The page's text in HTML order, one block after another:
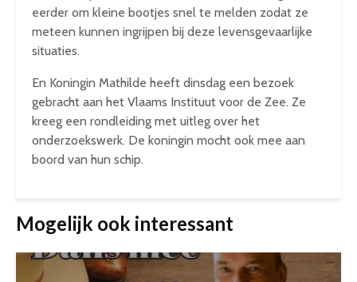
eerder om kleine bootjes snel te melden zodat ze
meteen kunnen ingrijpen bij deze levensgevaarlijke
situaties.
En Koningin Mathilde heeft dinsdag een bezoek
gebracht aan het Vlaams Instituut voor de Zee. Ze
kreeg een rondleiding met uitleg over het
onderzoekswerk. De koningin mocht ook mee aan
boord van hun schip.
Mogelijk ook interessant